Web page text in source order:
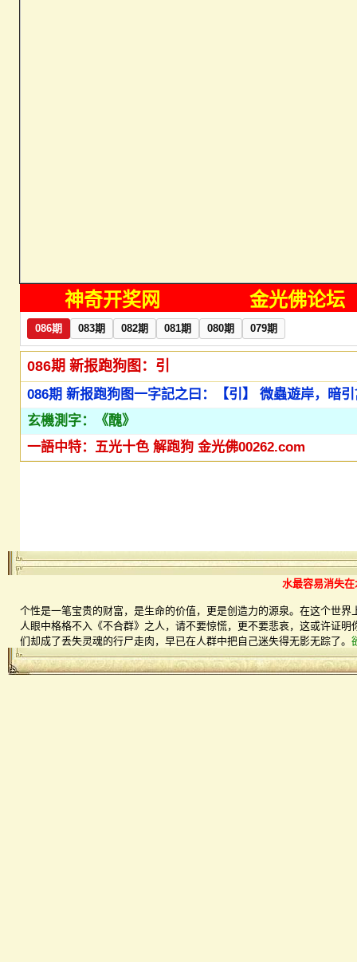
神奇开奖网 金光佛论坛
水最容易消失
个性是一笔宝贵的财富，是生命的价值，更是创造力的源泉。在这个世
人眼中格格不入《不合群》之人，请不要惊慌，更不要悲哀，这或许证
们却成了丢失灵魂的行尸走肉，早已在人群中把自己迷失得无影无踪了。